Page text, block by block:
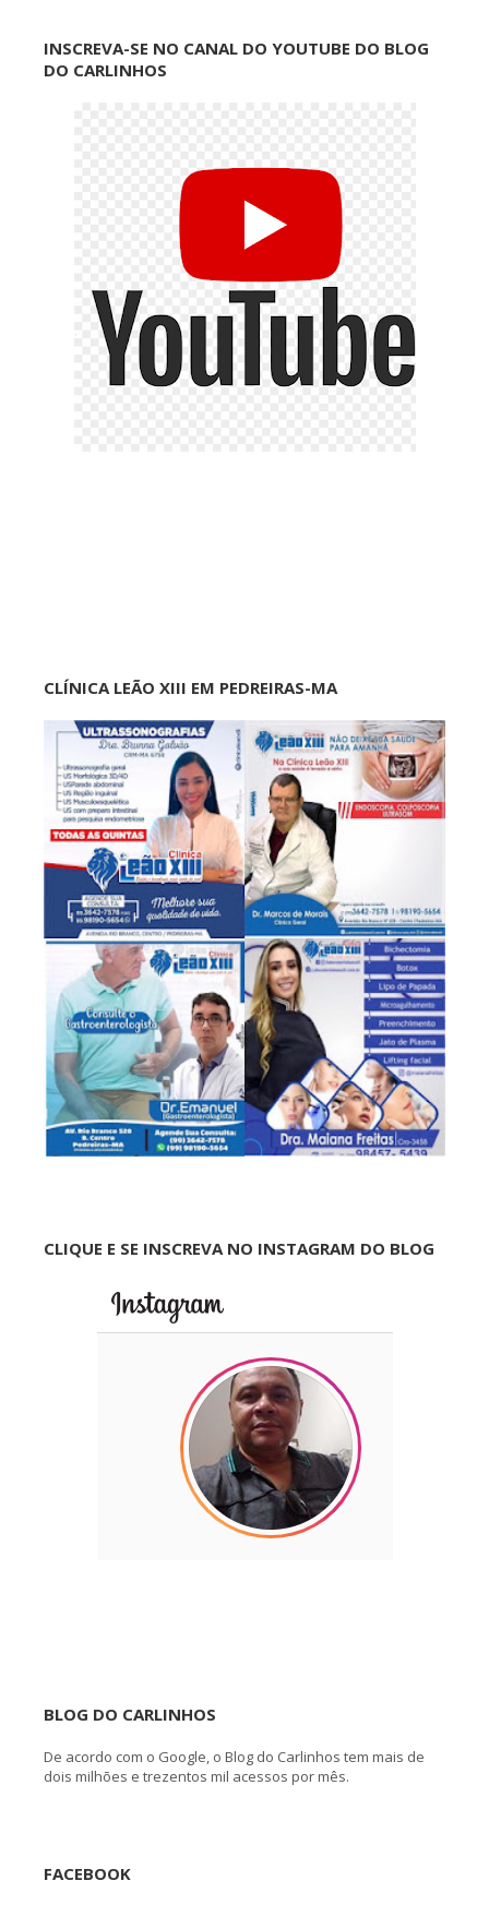
INSCREVA-SE NO CANAL DO YOUTUBE DO BLOG
DO CARLINHOS
CLÍNICA LEÃO XIII EM PEDREIRAS-MA
CLIQUE E SE INSCREVA NO INSTAGRAM DO BLOG
BLOG DO CARLINHOS
De acordo com o Google, o Blog do Carlinhos tem mais de
dois milhões e trezentos mil acessos por mês.
FACEBOOK